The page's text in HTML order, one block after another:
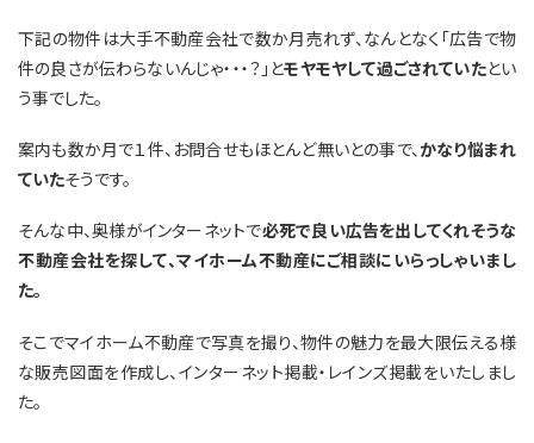
下記の物件は大手不動産会社で数か月売れず、なんとなく「広告で物
件の良さが伝わらないんじゃ・・・？」とモヤモヤして過ごされていたとい
う事でした。
案内も数か月で１件、お問合せもほとんど無いとの事で、かなり悩まれ
ていたそうです。
そんな中、奥様がインターネットで必死で良い広告を出してくれそうな
不動産会社を探して、マイホーム不動産にご相談にいらっしゃいまし
た。
そこでマイホーム不動産で写真を撮り、物件の魅力を最大限伝える様
な販売図面を作成し、インターネット掲載・レインズ掲載をいたしまし
た。